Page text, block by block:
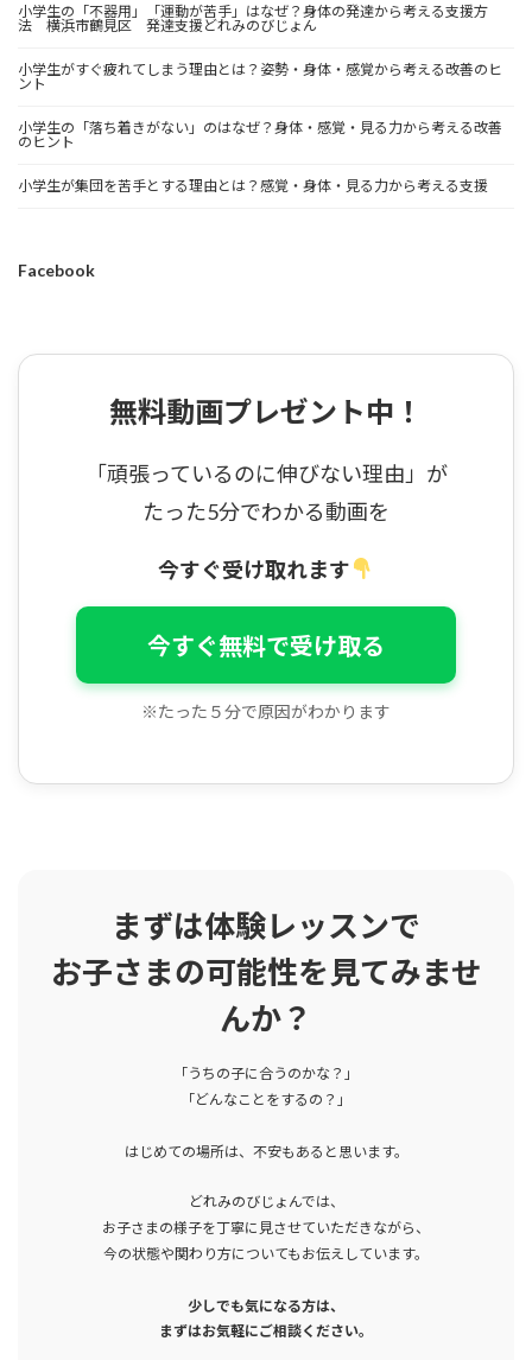
小学生の「不器用」「運動が苦手」はなぜ？身体の発達から考える支援方
法 横浜市鶴見区 発達支援どれみのびじょん
小学生がすぐ疲れてしまう理由とは？姿勢・身体・感覚から考える改善のヒ
ント
小学生の「落ち着きがない」のはなぜ？身体・感覚・見る力から考える改善
のヒント
小学生が集団を苦手とする理由とは？感覚・身体・見る力から考える支援
Facebook
無料動画プレゼント中！
「頑張っているのに伸びない理由」が
たった5分でわかる動画を
今すぐ受け取れます
今すぐ無料で受け取る
※たった５分で原因がわかります
まずは体験レッスンで
お子さまの可能性を見てみませ
んか？
「うちの子に合うのかな？」
「どんなことをするの？」
はじめての場所は、不安もあると思います。
どれみのびじょんでは、
お子さまの様子を丁寧に見させていただきながら、
今の状態や関わり方についてもお伝えしています。
少しでも気になる方は、
まずはお気軽にご相談ください。